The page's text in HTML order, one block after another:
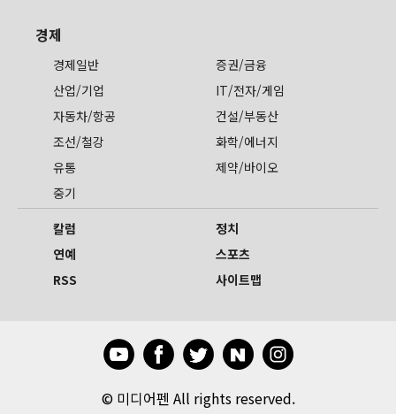
경제
경제일반
증권/금융
산업/기업
IT/전자/게임
자동차/항공
건설/부동산
조선/철강
화학/에너지
유통
제약/바이오
중기
칼럼
정치
연예
스포츠
RSS
사이트맵
© 미디어펜 All rights reserved.